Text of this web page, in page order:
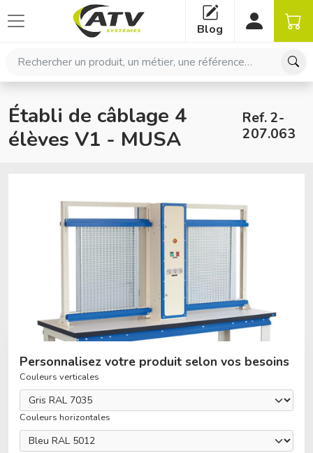
Rechercher un produit, un métier, une référence…
Blog
Établi de câblage 4
élèves V1 - MUSA
Ref. 2-
207.063
Personnalisez votre produit selon vos besoins
Couleurs verticales
Couleurs horizontales
Panneau de gestion des cookies